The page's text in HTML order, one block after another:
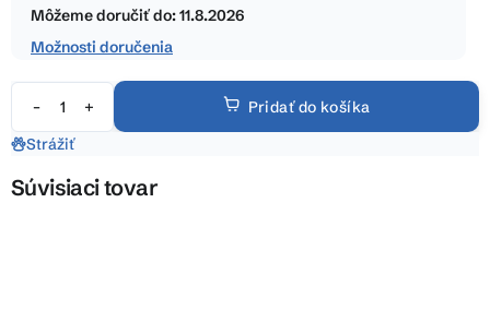
cena:
Môžeme doručiť do:11.8.2026
Možnosti doručenia
Pridať do košíka
Strážiť
Súvisiaci tovar